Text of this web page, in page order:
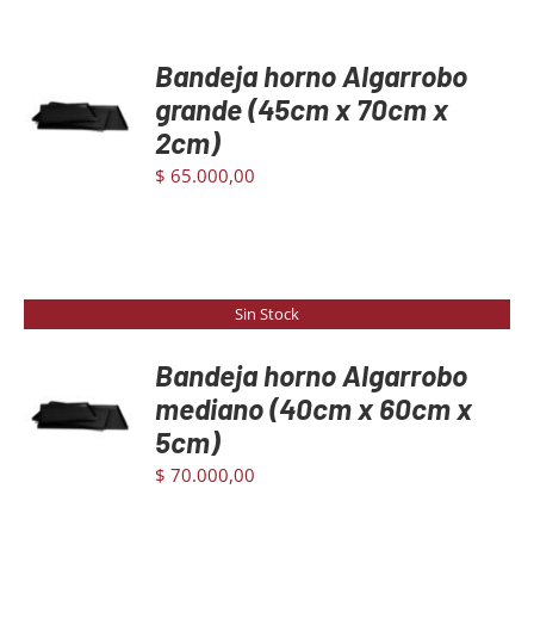
CARRITO
Bandeja horno Algarrobo
grande (45cm x 70cm x
2cm)
$ 65.000,00
Sin Stock
DETAILS
Bandeja horno Algarrobo
mediano (40cm x 60cm x
5cm)
$ 70.000,00